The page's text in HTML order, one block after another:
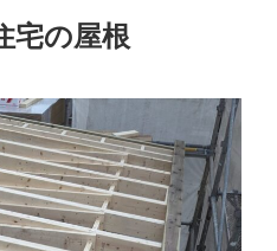
宅の屋根